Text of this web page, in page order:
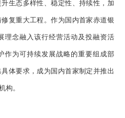
生态多样性、稳定性、持续性，加
复重大工程。作为国内首家赤道银
理念融入该行经营活动及投融资活
作为可持续发展战略的重要组成部
体要求，成为国内首家制定并推出
构。